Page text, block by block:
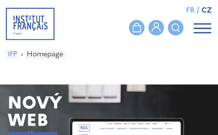
FR/CZ
IFP › Homepage